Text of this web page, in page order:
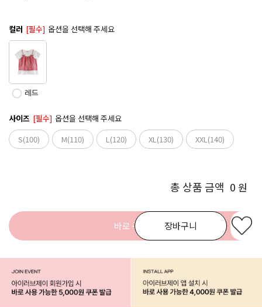
컬러 [필수] 옵션을 선택해 주세요
레드
사이즈 [필수] 옵션을 선택해 주세요
S(100)
M(110) L(120) XL(130) XXL(140)
총 상품 금액 0 원
장바구니
바로 구매